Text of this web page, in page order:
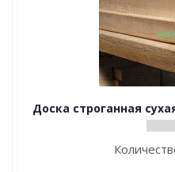
Доска строганная